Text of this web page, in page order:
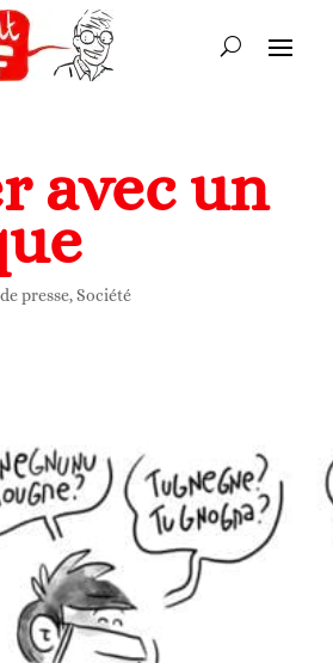
avec un
presse, Société